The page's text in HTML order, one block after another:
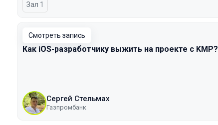
Зал 1
Смотреть запись
Как iOS-разработчику выжить на проекте с KMP?
Сергей Стельмах
Газпромбанк